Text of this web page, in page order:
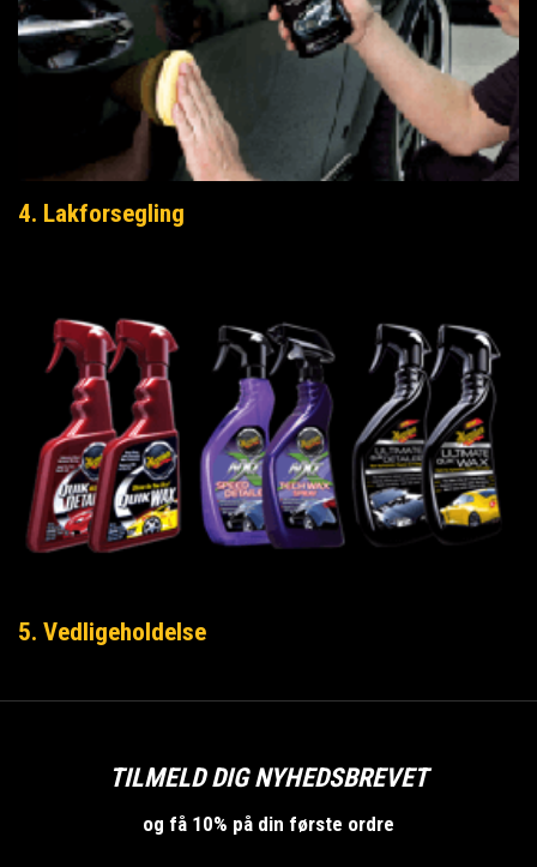
4. Lakforsegling
5. Vedligeholdelse
TILMELD DIG NYHEDSBREVET
og få 10% på din første ordre